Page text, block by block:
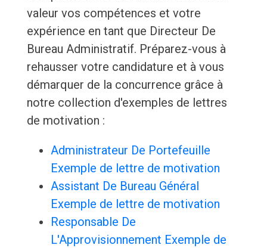
valeur vos compétences et votre
expérience en tant que Directeur De
Bureau Administratif. Préparez-vous à
rehausser votre candidature et à vous
démarquer de la concurrence grâce à
notre collection d'exemples de lettres
de motivation :
Administrateur De Portefeuille
Exemple de lettre de motivation
Assistant De Bureau Général
Exemple de lettre de motivation
Responsable De
L'Approvisionnement Exemple de